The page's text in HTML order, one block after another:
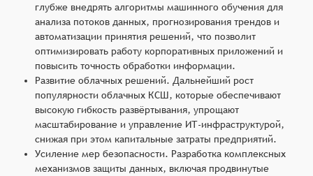
глубже внедрять алгоритмы машинного обучения для
анализа потоков данных, прогнозирования трендов и
автоматизации принятия решений, что позволит
оптимизировать работу корпоративных приложений и
повысить точность обработки информации.
Развитие облачных решений. Дальнейший рост
популярности облачных КСШ, которые обеспечивают
высокую гибкость развёртывания, упрощают
масштабирование и управление ИТ-инфраструктурой,
снижая при этом капитальные затраты предприятий.
Усиление мер безопасности. Разработка комплексных
механизмов защиты данных, включая продвинутые